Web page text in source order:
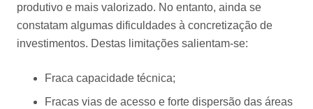
produtivo e mais valorizado. No entanto, ainda se
constatam algumas dificuldades à concretização de
investimentos. Destas limitações salientam-se:
Fraca capacidade técnica;
Fracas vias de acesso e forte dispersão das áreas